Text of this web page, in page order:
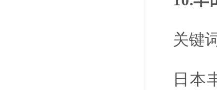
关键
日本